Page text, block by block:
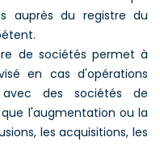
auprès du registre du
de sociétés permet à
en cas d'opérations
des sociétés de
l'augmentation ou la
les acquisitions, les